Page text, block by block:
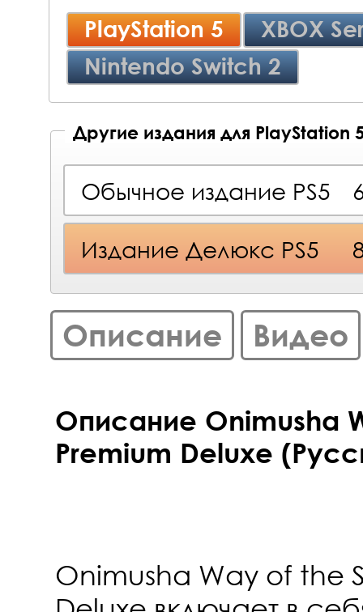
PlayStation 5
XBOX
Nintendo Switch 2
Другие издания для PlayStation
Обычное издание PS5
Издание Делюкс PS5
Описание Видео
Описание Onimusha
Premium Deluxe
Onimusha Way of the